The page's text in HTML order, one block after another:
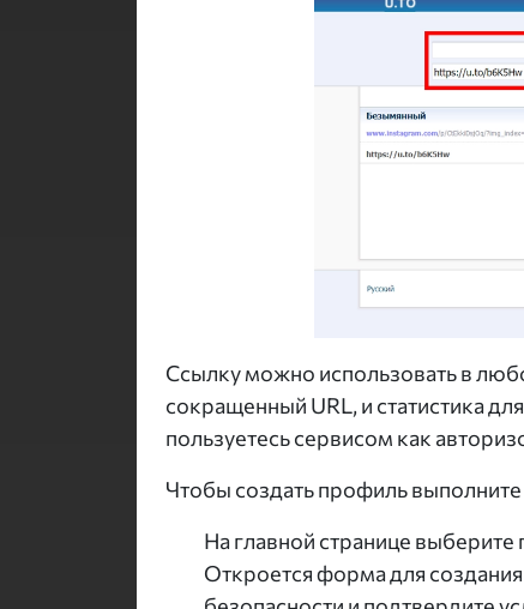
Ссылку можно использовать в
сокращенный URL, и статистика
пользуетесь сервисом как
Чтобы создать профиль
На главной странице выберите
Откроется форма для